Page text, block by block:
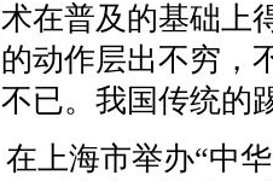
在普及的基础上
动作层出不穷，
已。我国传统的
在上海市举办“中